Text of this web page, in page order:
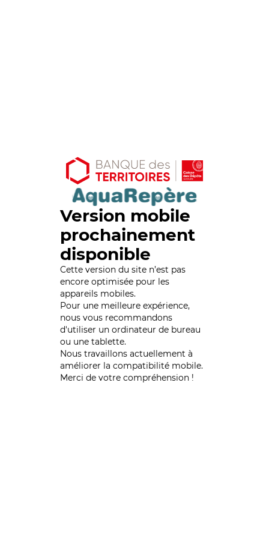
Version mobile
prochainement
disponible
Cette version du site n’est pas
encore optimisée pour les
appareils mobiles.
Pour une meilleure expérience,
nous vous recommandons
d'utiliser un ordinateur de bureau
ou une tablette.
Nous travaillons actuellement à
améliorer la compatibilité mobile.
Merci de votre compréhension !